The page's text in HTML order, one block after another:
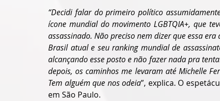
“Decidi falar do primeiro político
ícone mundial do movimento LGBTQIA+, que
assassinado. Não preciso nem dizer que essa
Brasil atual e seu ranking mundial de
alcançando esse posto e não fazer nada pra
depois, os caminhos me levaram até Michelle
Tem alguém que nos odeia”, explica. O
em São Paulo.